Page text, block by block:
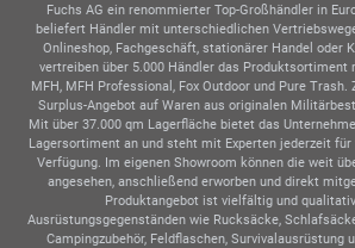
Fuchs AG ein renommierter Top-Großhändler in
beliefert Händler mit unterschiedlichen
Onlineshop, Fachgeschäft, stationärer Handel oder
vertreiben über 5.000 Händler das Produktsortiment
MFH, MFH Professional, Fox Outdoor und Pure
Surplus-Angebot auf Waren aus originalen
Mit über 37.000 qm Lagerfläche bietet das
Lagersortiment an und steht mit Experten jederzeit
Verfügung. Im eigenen Showroom können die weit
angesehen, anschließend erworben und direkt
Produktangebot ist vielfältig und
Ausrüstungsgegenständen wie Rucksäcke,
Campingzubehör, Feldflaschen, Survivalausrüstung